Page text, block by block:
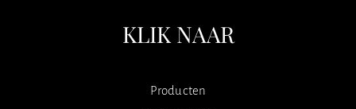
KLIK NAAR
Producten